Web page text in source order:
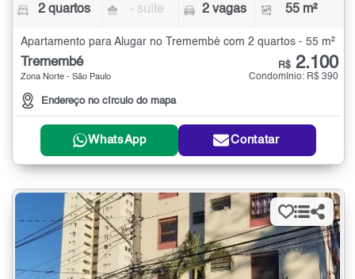
2 quartos - suíte 2 vagas 55 m²
Apartamento para Alugar no Tremembé com 2 quartos - 55 m²
Tremembé
Zona Norte - São Paulo
Endereço no círculo do mapa
R$ 2.100
Condomínio: R$ 390
WhatsApp Contatar